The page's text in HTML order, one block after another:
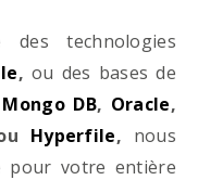
technologies
, ou des bases de
Mongo DB, Oracle,
Hyperfile, nous
pour votre entière